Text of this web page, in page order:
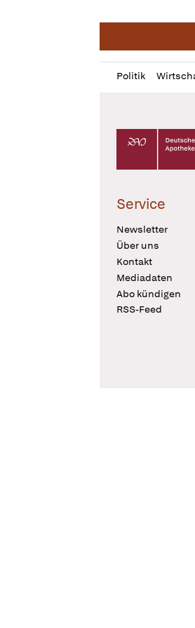
Politik
Profil
öffnen
Daz
Pur
Deutscher
Service
Newsletter
Über uns
Kontakt
Mediadaten
Abo kündigen
RSS-Feed